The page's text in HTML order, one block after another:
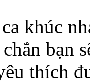
khúc
bạn
thích